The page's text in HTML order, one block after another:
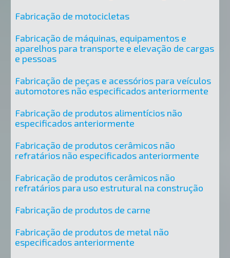
Fabricação de motocicletas
Fabricação de máquinas, equipamentos e
aparelhos para transporte e elevação de cargas
e pessoas
Fabricação de peças e acessórios para veículos
automotores não especificados anteriormente
Fabricação de produtos alimentícios não
especificados anteriormente
Fabricação de produtos cerâmicos não
refratários não especificados anteriormente
Fabricação de produtos cerâmicos não
refratários para uso estrutural na construção
Fabricação de produtos de carne
Fabricação de produtos de metal não
especificados anteriormente